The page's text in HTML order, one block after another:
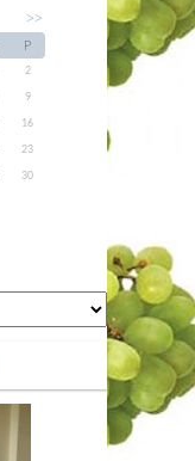
>>
P
2
9
16
23
30